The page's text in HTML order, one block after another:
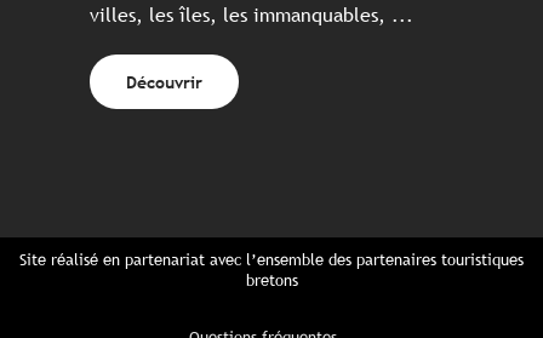
villes, les îles, les immanquables, ...
Découvrir
Site réalisé en partenariat avec l’ensemble des partenaires touristiques
bretons